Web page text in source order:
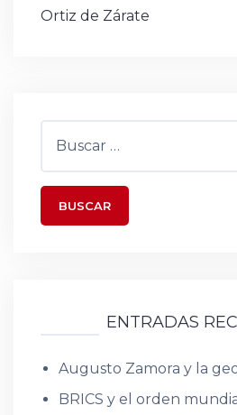
de
Ortiz de Zárate
ENTRADAS
Augusto Zamora y la
BRICS y el orden